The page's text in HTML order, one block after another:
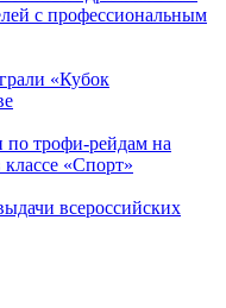
с профессиональным
«Кубок
по трофи-рейдам на
«Спорт»